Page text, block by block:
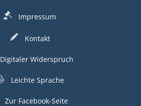
Impressum
Kontakt
Digitaler Widerspruch
Leichte Sprache
Zur Facebook-Seite